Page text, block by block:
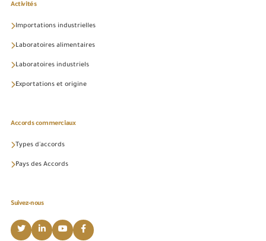
Activités
Importations industrielles
Laboratoires alimentaires
Laboratoires industriels
Exportations et origine
Accords commerciaux
Types d'accords
Pays des Accords
Suivez-nous